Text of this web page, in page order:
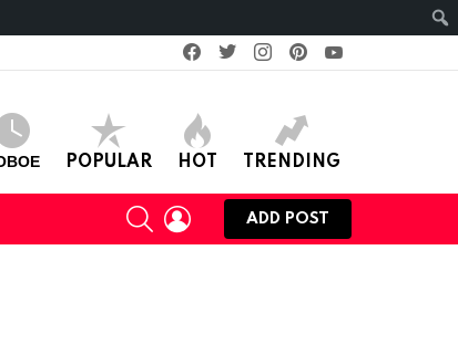
facebooktwitterinstagram
POPULAR HOT TRENDING
SEARCH
ADD POST